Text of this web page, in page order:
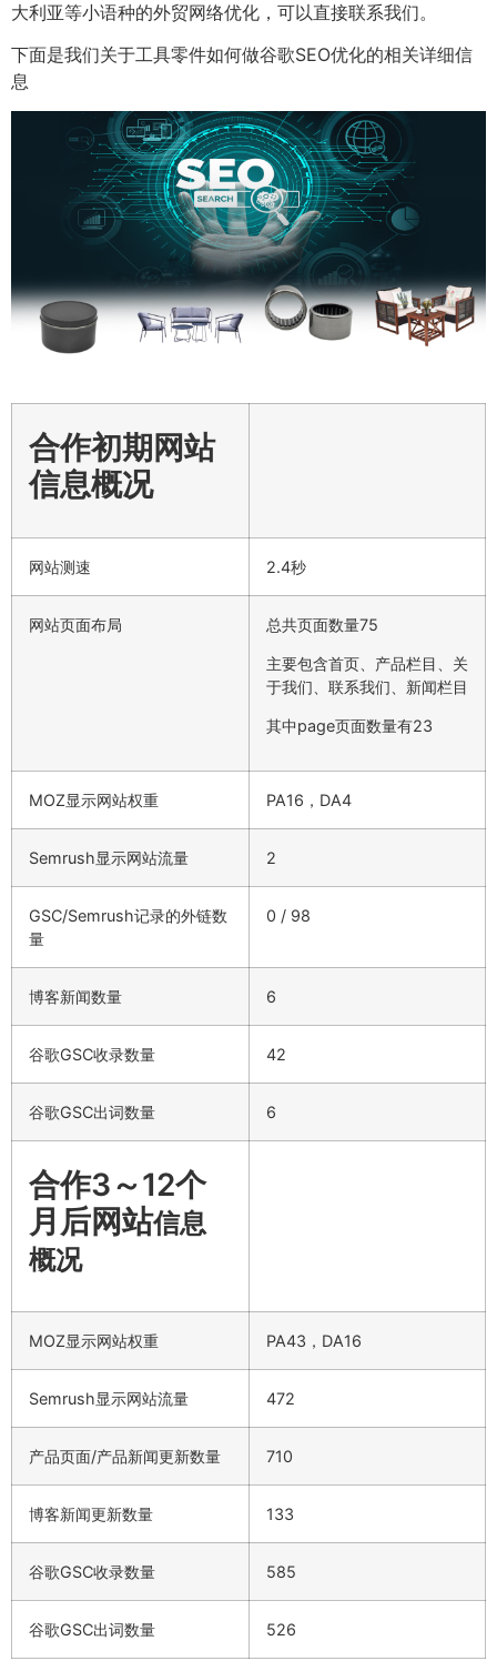
大利亚等小语种的外贸网络优化，可以直接联系我们。
下面是我们关于工具零件如何做谷歌SEO优化的相关详细信
息
合作初期网站
信息概况
网站测速 2.4秒
网站页面布局 总共页面数量75
主要包含首页、产品栏目、关
于我们、联系我们、新闻栏目
其中page页面数量有23
MOZ显示网站权重 PA16，DA4
Semrush显示网站流量 2
GSC/Semrush记录的外链数
量
0 / 98
博客新闻数量 6
谷歌GSC收录数量 42
谷歌GSC出词数量 6
合作3～12个
月后网站信息
概况
MOZ显示网站权重 PA43，DA16
Semrush显示网站流量 472
产品页面/产品新闻更新数量 710
博客新闻更新数量 133
谷歌GSC收录数量 585
谷歌GSC出词数量 526